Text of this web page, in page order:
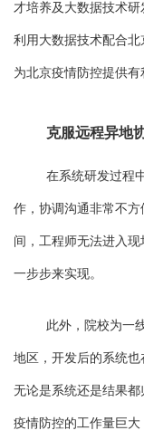
才培养及大数据技术
利用大数据技术配合北
为北京疫情防控提供有
克服远程异地
在系统研发过程
作 ，协调沟通非常不
间，工程师无法进入
一步步来实现。
此外，院校为一
地区，开发后的系统
无论是系统还是结果
疫情防控的工作量巨